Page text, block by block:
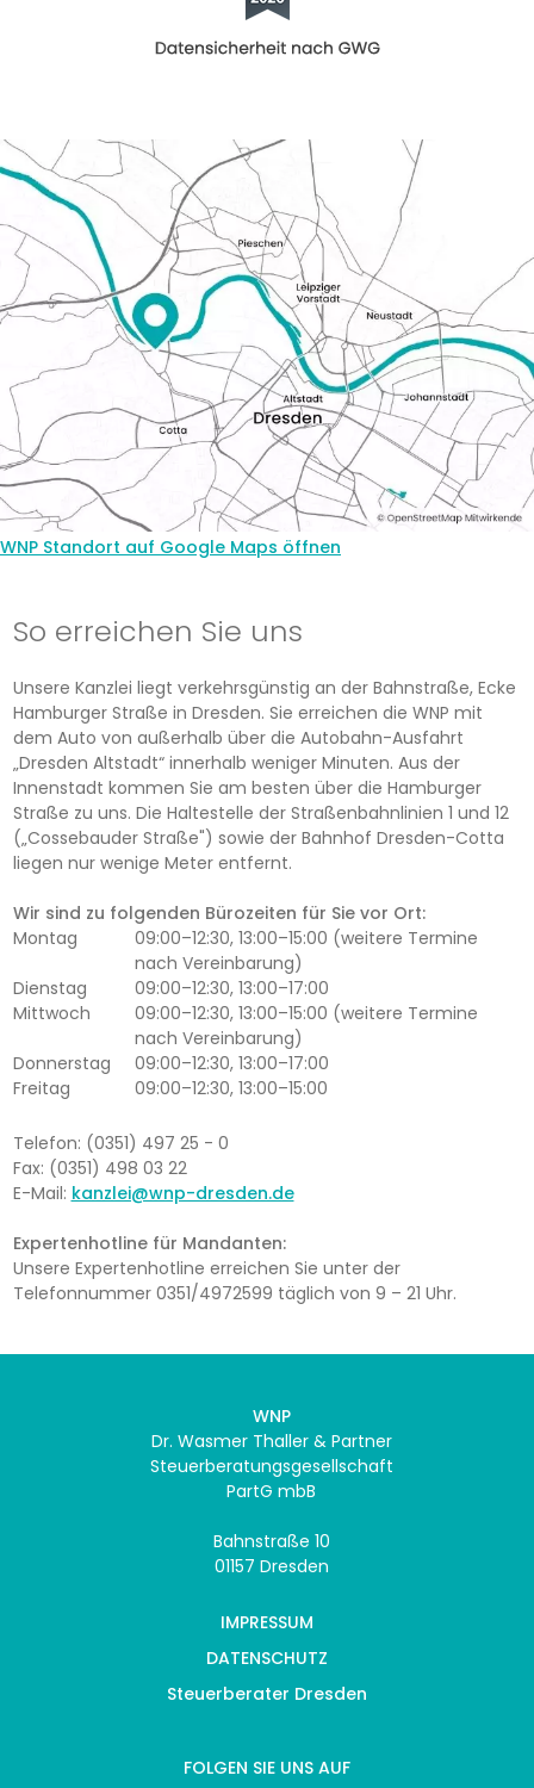
WNP Standort auf Google Maps öffnen
So erreichen Sie uns
Unsere Kanzlei liegt verkehrsgünstig an der Bahnstraße, Ecke
Hamburger Straße in Dresden. Sie erreichen die WNP mit
dem Auto von außerhalb über die Autobahn-Ausfahrt
„Dresden Altstadt“ innerhalb weniger Minuten. Aus der
Innenstadt kommen Sie am besten über die Hamburger
Straße zu uns. Die Haltestelle der Straßenbahnlinien 1 und 12
(„Cossebauder Straße") sowie der Bahnhof Dresden-Cotta
liegen nur wenige Meter entfernt.
Wir sind zu folgenden Bürozeiten für Sie vor Ort:
Montag
09:00–12:30, 13:00–15:00 (weitere Termine
nach Vereinbarung)
Dienstag
09:00–12:30, 13:00–17:00
Mittwoch
09:00–12:30, 13:00–15:00 (weitere Termine
nach Vereinbarung)
Donnerstag
09:00–12:30, 13:00–17:00
Freitag
09:00–12:30, 13:00–15:00
Telefon: (0351) 497 25 - 0
Fax: (0351) 498 03 22
E-Mail: kanzlei@wnp-dresden.de
Expertenhotline für Mandanten:
Unsere Expertenhotline erreichen Sie unter der
Telefonnummer 0351/4972599 täglich von 9 – 21 Uhr.
WNP
Dr. Wasmer Thaller & Partner
Steuerberatungsgesellschaft
PartG mbB
Bahnstraße 10
01157 Dresden
IMPRESSUM
DATENSCHUTZ
Steuerberater Dresden
FOLGEN SIE UNS AUF